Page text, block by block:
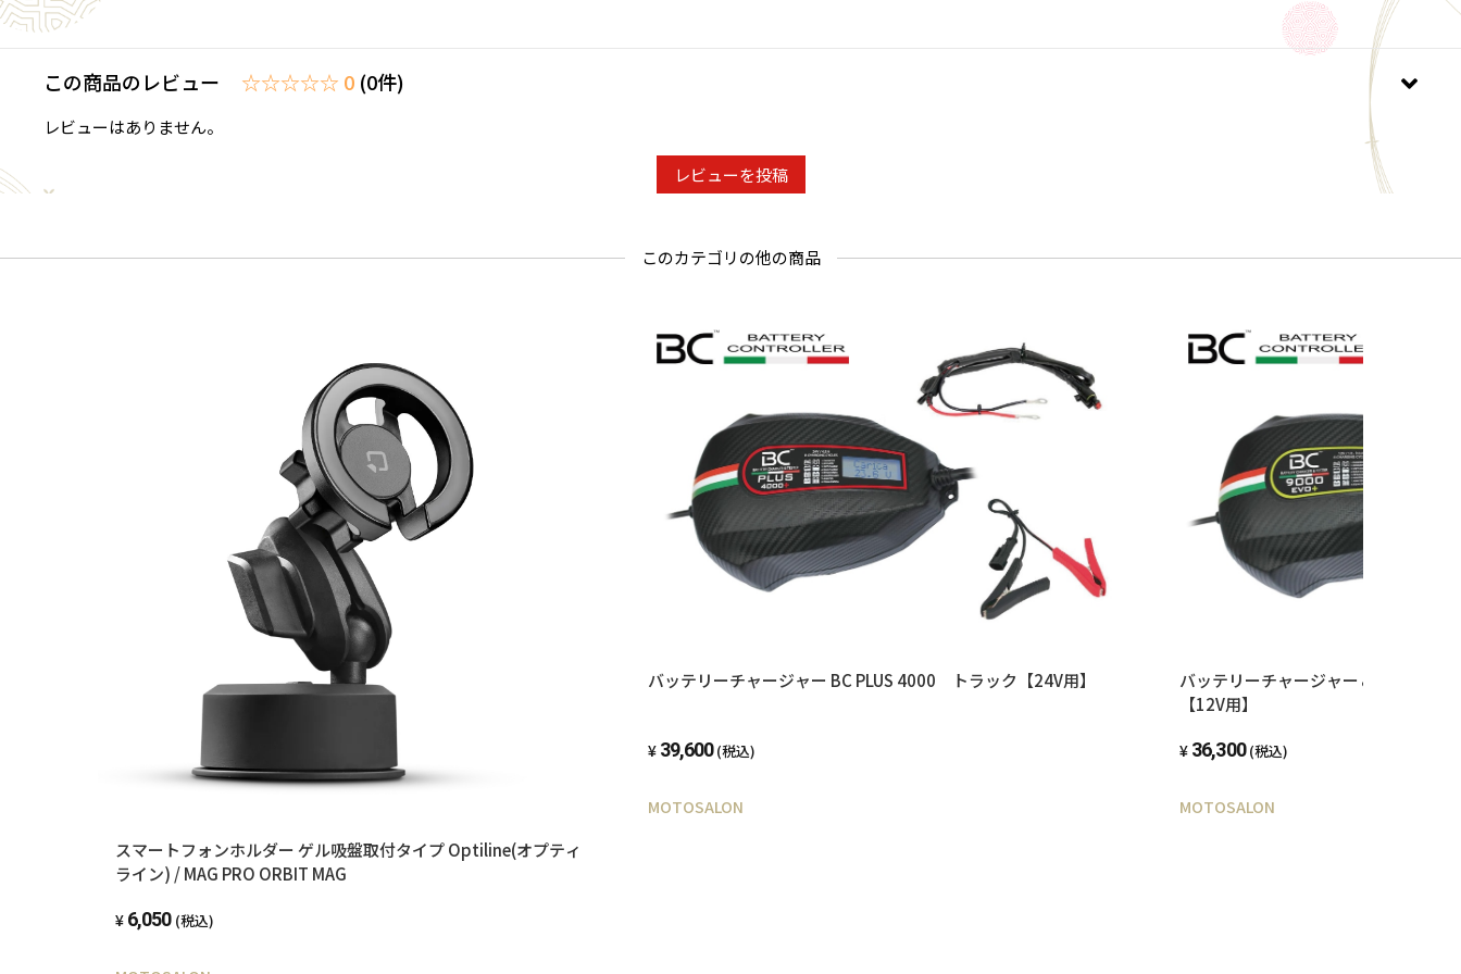
・本品は農薬として使用することができません。
このため、農作物・樹木・芝・花き等の植物の栽培及び
この商品のレビュー ☆☆☆☆☆ 0 (0件)
レビューはありません。
レビューを投稿
このカテゴリの他の商品
スマートフォンホルダー ゲル吸盤取付タイプ Optiline(オプティ
ライン) / MAG PRO ORBIT MAG
6,050 (税込)
バッテリーチャージャー BC PLUS 4000 トラック【24V用】
39,600(税込)
MOTOSALON
バッテリーチャージャー＆テスター
【12V用】
36,300 (税込)
MOTOSALON